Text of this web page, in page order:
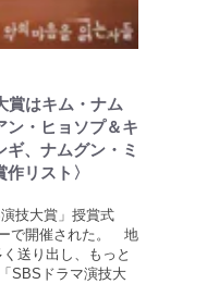
賞はキム・ナム
ン・ヒョソプ＆キ
、ナムグン・ミ
リスト〉
技大賞」授賞式
で開催された。 地
送り出し、もっと
SBSドラマ演技大